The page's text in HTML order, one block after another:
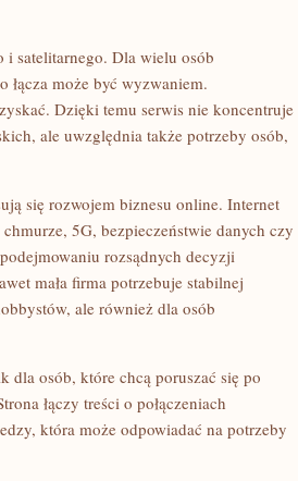
i satelitarnego. Dla wielu osób
łącza może być wyzwaniem.
Dzięki temu serwis nie koncentruje
ale uwzględnia także potrzeby osób,
się rozwojem biznesu online. Internet
5G, bezpieczeństwie danych czy
rozsądnych decyzji
mała firma potrzebuje stabilnej
ale również dla osób
dla osób, które chcą poruszać się po
łączy treści o połączeniach
która może odpowiadać na potrzeby